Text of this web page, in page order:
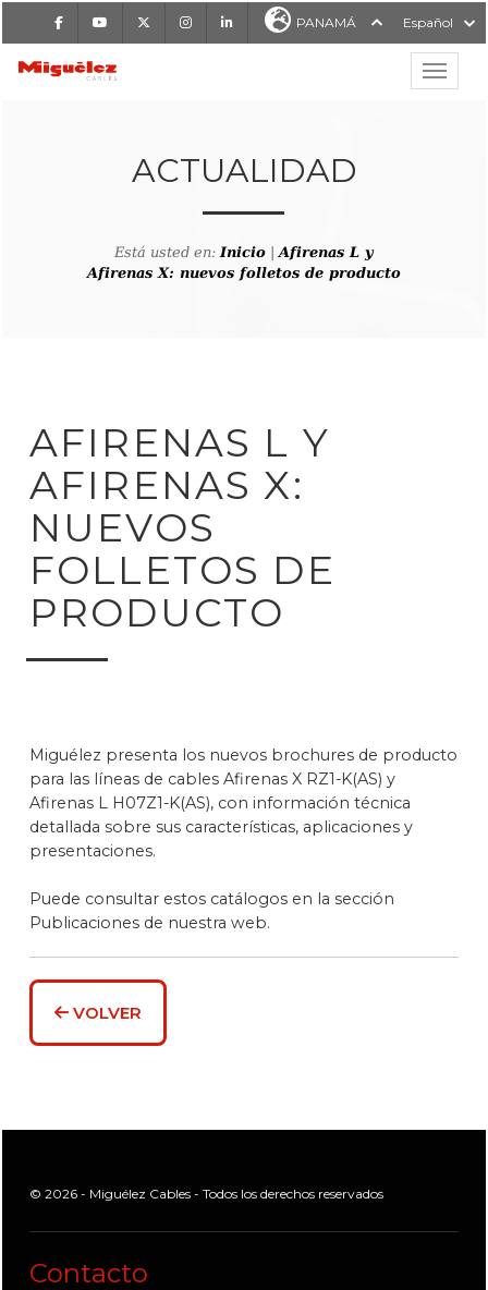
FacebookYoutube InstagramLinkedIn PANAMÁ Español
MIGUÉLEZ CABLES
ACTUALIDAD
Está usted en:Inicio |Afirenas L y
Afirenas X: nuevos folletos de producto
AFIRENAS L Y
AFIRENAS X:
NUEVOS
FOLLETOS DE
PRODUCTO
Miguélez presenta los nuevos brochures de producto
para las líneas de cables Afirenas X RZ1-K(AS) y
Afirenas L H07Z1-K(AS), con información técnica
detallada sobre sus características, aplicaciones y
presentaciones.
Puede consultar estos catálogos en la sección
Publicaciones de nuestra web.
VOLVER
© 2026 - Miguélez Cables - Todos los derechos reservados
Contacto